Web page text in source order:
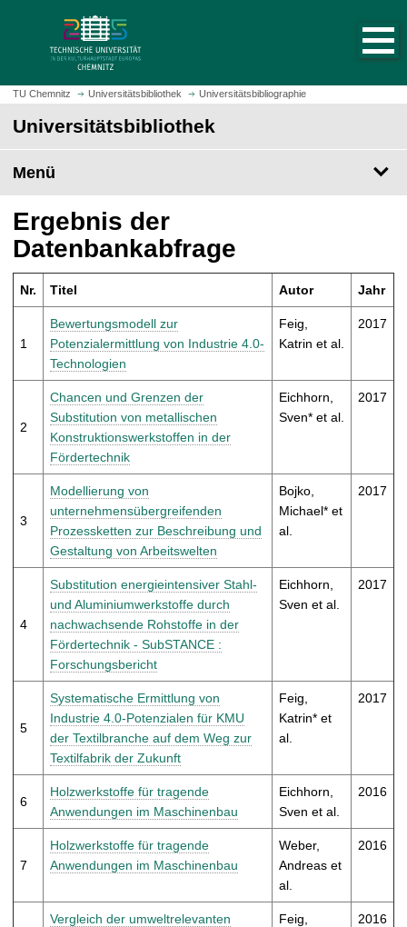
z
m
t
e
i
t
u
f
u
f
n
TU Chemnitz Universitätsbibliothek Universitätsbibliographie
Universitätsbibliothek
Menü
Ergebnis der
Datenbankabfrage
Nr. Titel Autor Jahr
1
Bewertungsmodell zur
Potenzialermittlung von Industrie 4.0-
Technologien
Feig,
Katrin et al.
2017
2
Chancen und Grenzen der
Substitution von metallischen
Konstruktionswerkstoffen in der
Fördertechnik
Eichhorn,
Sven* et al.
2017
3
Modellierung von
unternehmensübergreifenden
Prozessketten zur Beschreibung und
Gestaltung von Arbeitswelten
Bojko,
Michael* et
al.
2017
4
Substitution energieintensiver Stahl-
und Aluminiumwerkstoffe durch
nachwachsende Rohstoffe in der
Fördertechnik - SubSTANCE :
Forschungsbericht
Eichhorn,
Sven et al.
2017
5
Systematische Ermittlung von
Industrie 4.0-Potenzialen für KMU
der Textilbranche auf dem Weg zur
Textilfabrik der Zukunft
Feig,
Katrin* et
al.
2017
6
Holzwerkstoffe für tragende
Anwendungen im Maschinenbau
Eichhorn,
Sven et al.
2016
7
Holzwerkstoffe für tragende
Anwendungen im Maschinenbau
Weber,
Andreas et
al.
2016
Vergleich der umweltrelevanten
Feig,
2016